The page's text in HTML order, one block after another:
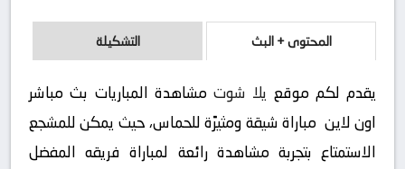
المحتوى + البث التشكيلة
يقدم لكم موقع يلا شوت مشاهدة المباريات بث مباشر
اون لاين مباراة شيقة ومثيرًة للحماس، حيث يمكن للمشجع
الاستمتاع بتجربة مشاهدة رائعة لمباراة فريقه المفضل